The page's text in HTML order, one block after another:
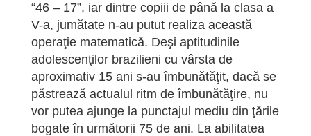
“46 – 17”, iar dintre copiii de până la clasa a
V-a, jumătate n-au putut realiza această
operaţie matematică. Deşi aptitudinile
adolescenţilor brazilieni cu vârsta de
aproximativ 15 ani s-au îmbunătăţit, dacă se
păstrează actualul ritm de îmbunătăţire, nu
vor putea ajunge la punctajul mediu din ţările
bogate în următorii 75 de ani. La abilitatea